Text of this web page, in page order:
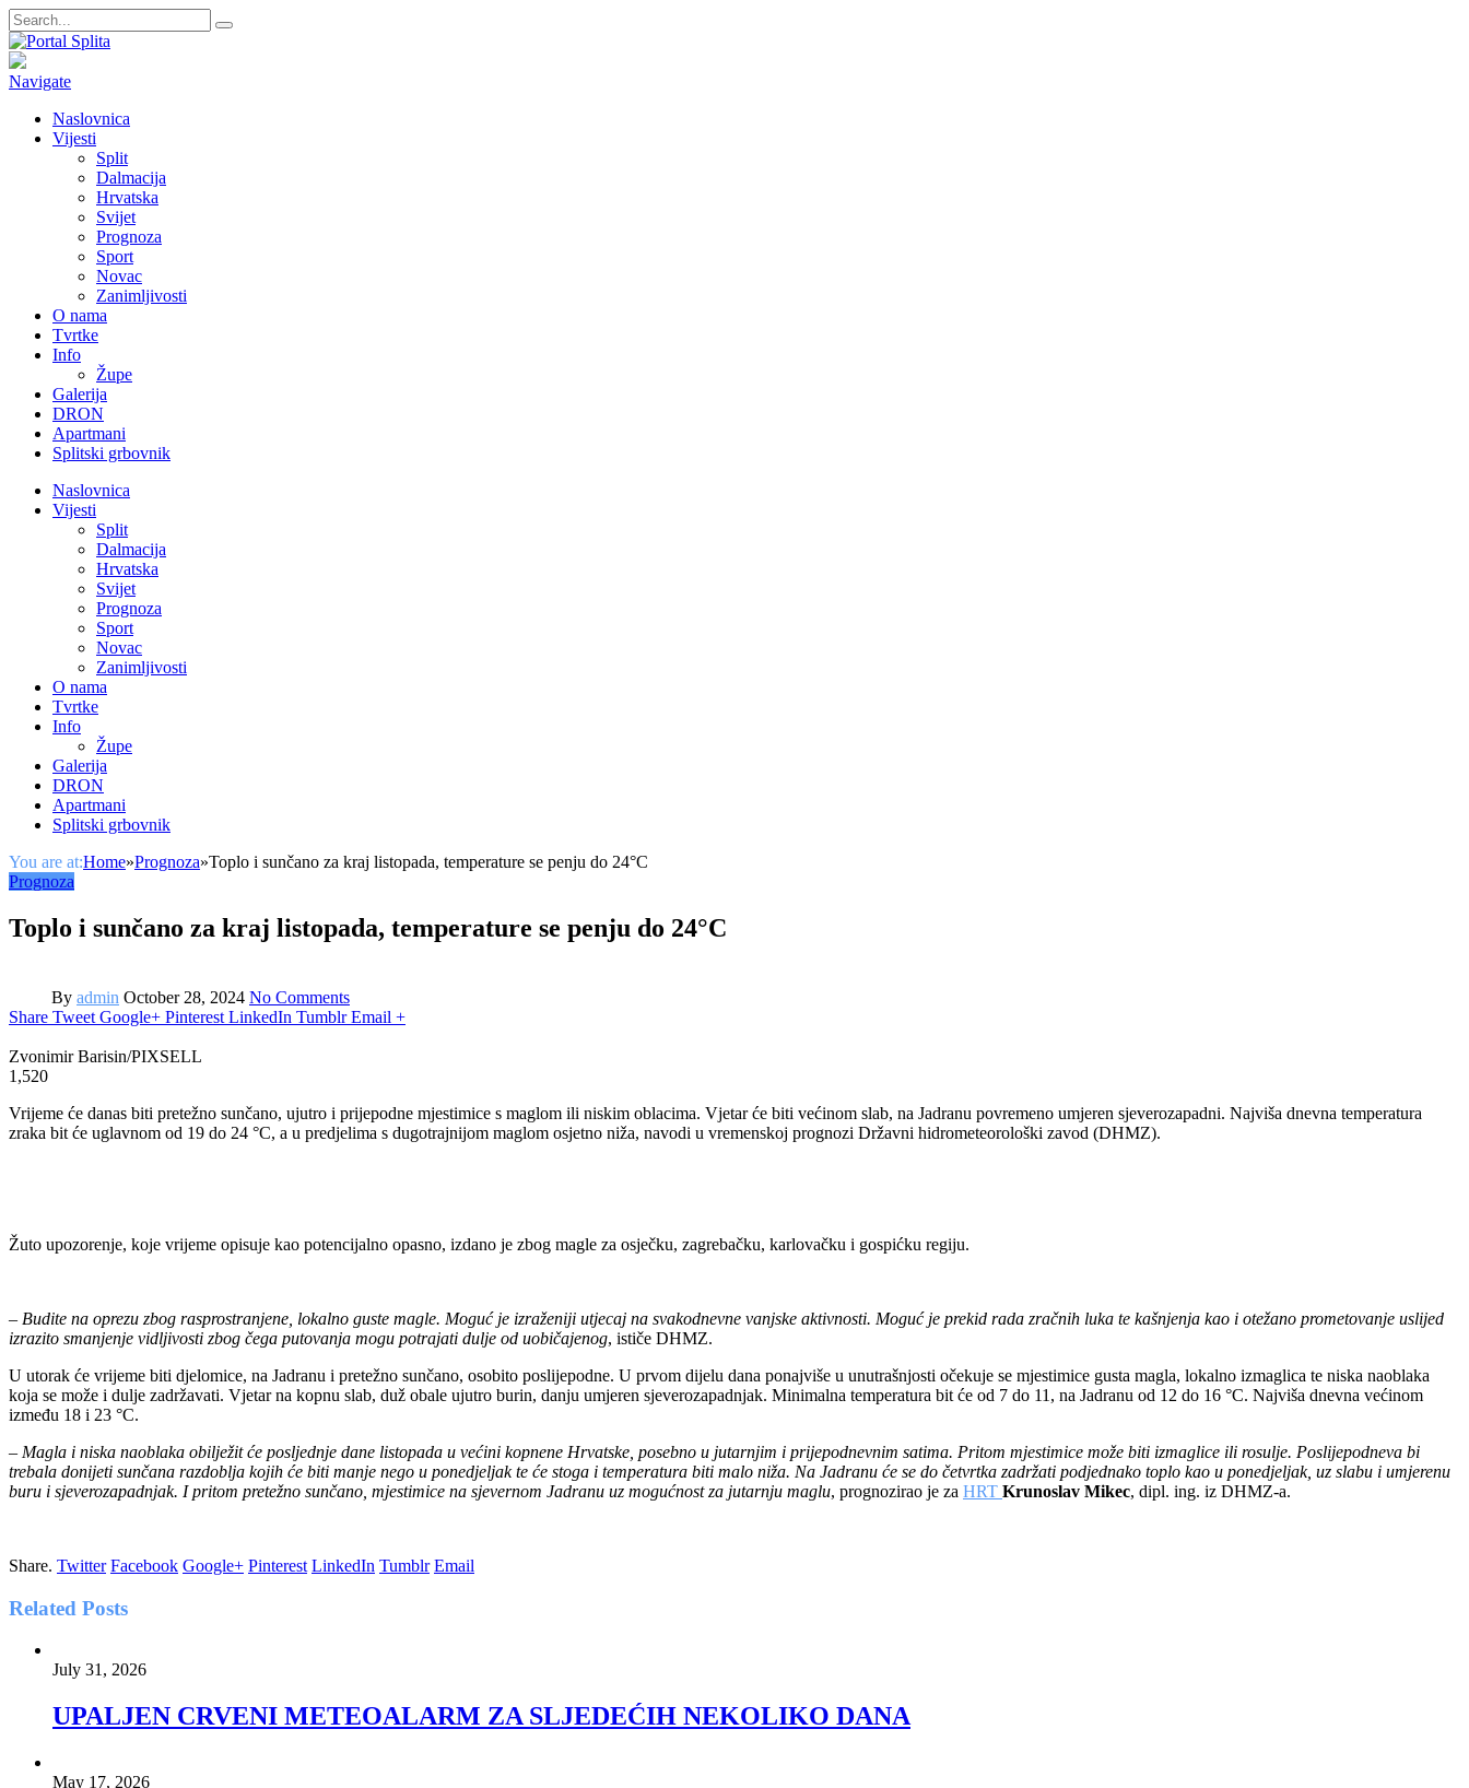
Navigate
Naslovnica
Vijesti
Split
Dalmacija
Hrvatska
Svijet
Prognoza
Sport
Novac
Zanimljivosti
O nama
Tvrtke
Info
Župe
Galerija
DRON
Apartmani
Splitski grbovnik
Naslovnica
Vijesti
Split
Dalmacija
Hrvatska
Svijet
Prognoza
Sport
Novac
Zanimljivosti
O nama
Tvrtke
Info
Župe
Galerija
DRON
Apartmani
Splitski grbovnik
You are at:Home»Prognoza»Toplo i sunčano za kraj listopada, temperature se penju do 24°C
Prognoza
Toplo i sunčano za kraj listopada, temperature se penju do 24°C
By admin October 28, 2024 No Comments
Share Tweet Google+ Pinterest LinkedIn Tumblr Email +
Zvonimir Barisin/PIXSELL
1,520
Vrijeme će danas biti pretežno sunčano, ujutro i prijepodne mjestimice s maglom ili niskim oblacima. Vjetar će biti većinom slab, na Jadranu povremeno umjeren sjeverozapadni. Najviša dnevna temperatura
zraka bit će uglavnom od 19 do 24 °C, a u predjelima s dugotrajnijom maglom osjetno niža, navodi u vremenskoj prognozi Državni hidrometeorološki zavod (DHMZ).
Žuto upozorenje, koje vrijeme opisuje kao potencijalno opasno, izdano je zbog magle za osječku, zagrebačku, karlovačku i gospićku regiju.
– Budite na oprezu zbog rasprostranjene, lokalno guste magle. Moguć je izraženiji utjecaj na svakodnevne vanjske aktivnosti. Moguć je prekid rada zračnih luka te kašnjenja kao i otežano prometovanje uslijed
izrazito smanjenje vidljivosti zbog čega putovanja mogu potrajati dulje od uobičajenog, ističe DHMZ.
U utorak će vrijeme biti djelomice, na Jadranu i pretežno sunčano, osobito poslijepodne. U prvom dijelu dana ponajviše u unutrašnjosti očekuje se mjestimice gusta magla, lokalno izmaglica te niska naoblaka
koja se može i dulje zadržavati. Vjetar na kopnu slab, duž obale ujutro burin, danju umjeren sjeverozapadnjak. Minimalna temperatura bit će od 7 do 11, na Jadranu od 12 do 16 °C. Najviša dnevna većinom
između 18 i 23 °C.
– Magla i niska naoblaka obilježit će posljednje dane listopada u većini kopnene Hrvatske, posebno u jutarnjim i prijepodnevnim satima. Pritom mjestimice može biti izmaglice ili rosulje. Poslijepodneva bi
trebala donijeti sunčana razdoblja kojih će biti manje nego u ponedjeljak te će stoga i temperatura biti malo niža. Na Jadranu će se do četvrtka zadržati podjednako toplo kao u ponedjeljak, uz slabu i umjerenu
buru i sjeverozapadnjak. I pritom pretežno sunčano, mjestimice na sjevernom Jadranu uz mogućnost za jutarnju maglu, prognozirao je za HRT Krunoslav Mikec, dipl. ing. iz DHMZ-a.
Share. Twitter Facebook Google+ Pinterest LinkedIn Tumblr Email
Related Posts
July 31, 2026
UPALJEN CRVENI METEOALARM ZA SLJEDEĆIH NEKOLIKO DANA
May 17, 2026